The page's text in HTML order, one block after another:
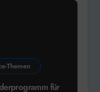
Themen
für